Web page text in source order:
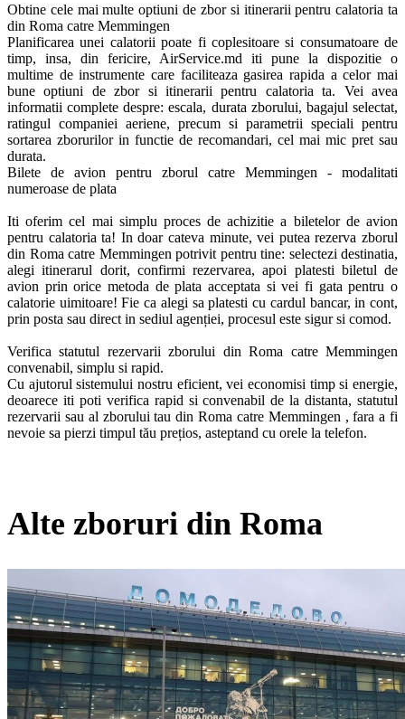
Obtine cele mai multe optiuni de zbor si itinerarii pentru calatoria ta
din Roma catre Memmingen
Planificarea unei calatorii poate fi coplesitoare si consumatoare de
timp, insa, din fericire, AirService.md iti pune la dispozitie o
multime de instrumente care faciliteaza gasirea rapida a celor mai
bune optiuni de zbor si itinerarii pentru calatoria ta. Vei avea
informatii complete despre: escala, durata zborului, bagajul selectat,
ratingul companiei aeriene, precum si parametrii speciali pentru
sortarea zborurilor in functie de recomandari, cel mai mic pret sau
durata.
Bilete de avion pentru zborul catre Memmingen - modalitati
numeroase de plata
Iti oferim cel mai simplu proces de achizitie a biletelor de avion
pentru calatoria ta! In doar cateva minute, vei putea rezerva zborul
din Roma catre Memmingen potrivit pentru tine: selectezi destinatia,
alegi itinerarul dorit, confirmi rezervarea, apoi platesti biletul de
avion prin orice metoda de plata acceptata si vei fi gata pentru o
calatorie uimitoare! Fie ca alegi sa platesti cu cardul bancar, in cont,
prin posta sau direct in sediul agenției, procesul este sigur si comod.
Verifica statutul rezervarii zborului din Roma catre Memmingen
convenabil, simplu si rapid.
Cu ajutorul sistemului nostru eficient, vei economisi timp si energie,
deoarece iti poti verifica rapid si convenabil de la distanta, statutul
rezervarii sau al zborului tau din Roma catre Memmingen , fara a fi
nevoie sa pierzi timpul tău prețios, asteptand cu orele la telefon.
Alte zboruri din Roma